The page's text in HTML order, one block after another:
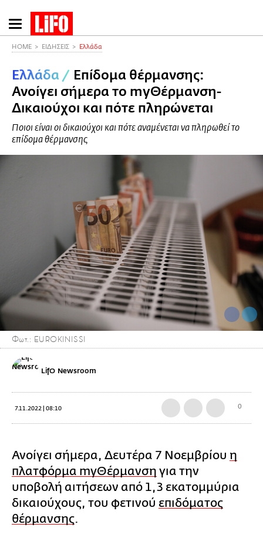
Παράκαμψη
προς
περιεχόμενο
HOME ΕΙΔΗΣΕΙΣ Ελλάδα
Ελλάδα / Επίδομα θέρμανσης:
Ανοίγει σήμερα το myΘέρμανση-
Δικαιούχοι και πότε πληρώνεται
Ποιοι είναι οι δικαιούχοι και πότε αναμένεται να πληρωθεί το
επίδομα θέρμανσης
Φωτ.: EUROKINISSI
LifO Newsroom
7.11.2022 | 08:10 0
Ανοίγει σήμερα, Δευτέρα 7 Νοεμβρίου η
πλατφόρμα myΘέρμανση για την
υποβολή αιτήσεων από 1,3 εκατομμύρια
δικαιούχους, του φετινού επιδόματος
θέρμανσης.